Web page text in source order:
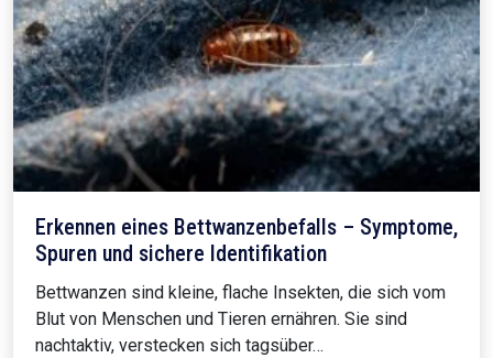
Erkennen eines Bettwanzenbefalls – Symptome,
Spuren und sichere Identifikation
Bettwanzen sind kleine, flache Insekten, die sich vom
Blut von Menschen und Tieren ernähren. Sie sind
nachtaktiv, verstecken sich tagsüber…